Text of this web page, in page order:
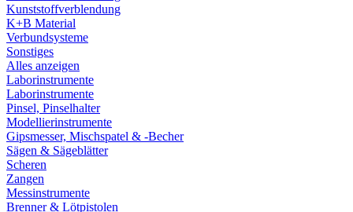
Kunststoffverblendung
K+B Material
Verbundsysteme
Sonstiges
Alles anzeigen
Laborinstrumente
Laborinstrumente
Pinsel, Pinselhalter
Modellierinstrumente
Gipsmesser, Mischspatel & -Becher
Sägen & Sägeblätter
Scheren
Zangen
Messinstrumente
Brenner & Lötpistolen